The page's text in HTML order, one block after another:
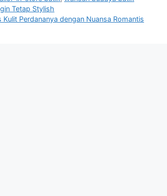
Tetap Stylish
Perdananya dengan Nuansa Romantis